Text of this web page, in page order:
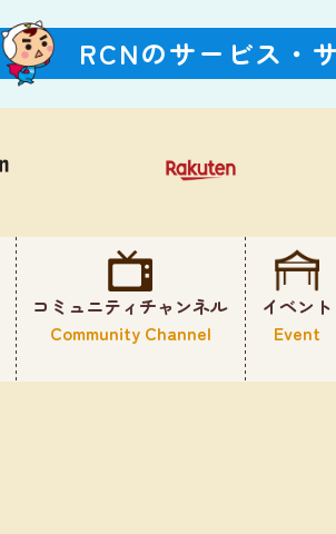
RCNのサービス・
コミュニティチャンネル
Community Channel
イベント
Event